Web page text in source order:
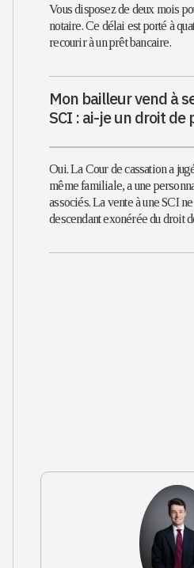
Vous disposez de deux mois
notaire. Ce délai est porté à
recourir à un prêt bancaire.
Mon bailleur vend à
SCI : ai-je un droit de
Oui. La Cour de cassation a
même familiale, a une
associés. La vente à une SCI
descendant exonérée du droit